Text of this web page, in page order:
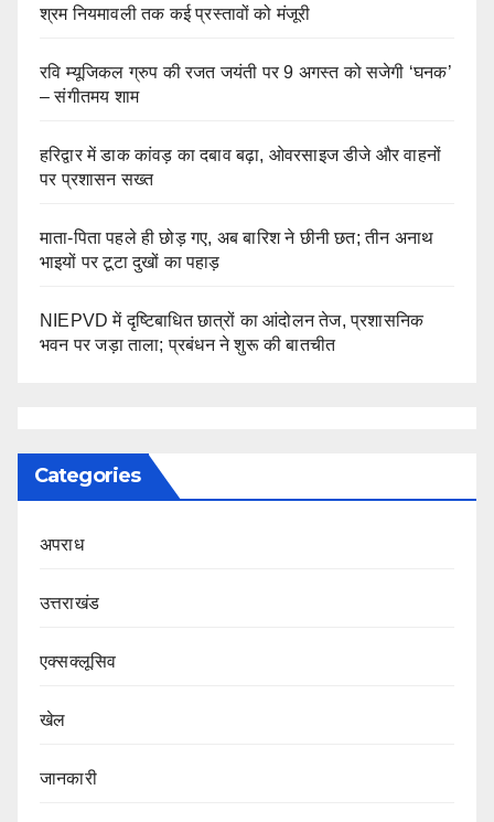
श्रम नियमावली तक कई प्रस्तावों को मंजूरी
रवि म्यूजिकल ग्रुप की रजत जयंती पर 9 अगस्त को सजेगी ‘घनक’
– संगीतमय शाम
हरिद्वार में डाक कांवड़ का दबाव बढ़ा, ओवरसाइज डीजे और वाहनों
पर प्रशासन सख्त
माता-पिता पहले ही छोड़ गए, अब बारिश ने छीनी छत; तीन अनाथ
भाइयों पर टूटा दुखों का पहाड़
NIEPVD में दृष्टिबाधित छात्रों का आंदोलन तेज, प्रशासनिक
भवन पर जड़ा ताला; प्रबंधन ने शुरू की बातचीत
Categories
अपराध
उत्तराखंड
एक्सक्लूसिव
खेल
जानकारी